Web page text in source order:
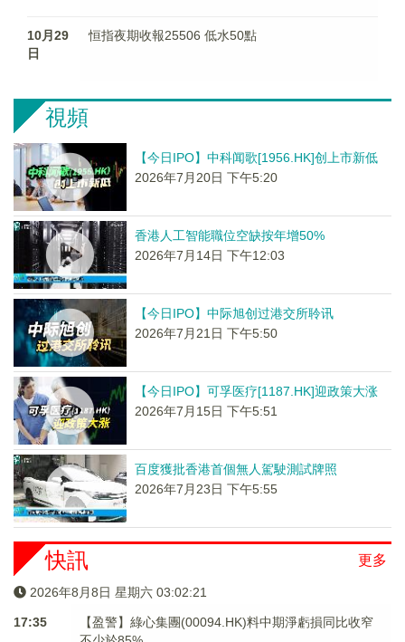
10月29
日
恒指夜期收報25506 低水50點
視頻
【今日IPO】中科闻歌[1956.HK]创上市新低
2026年7月20日 下午5:20
香港人工智能職位空缺按年增50%
2026年7月14日 下午12:03
【今日IPO】中际旭创过港交所聆讯
2026年7月21日 下午5:50
【今日IPO】可孚医疗[1187.HK]迎政策大涨
2026年7月15日 下午5:51
百度獲批香港首個無人駕駛測試牌照
2026年7月23日 下午5:55
更多
快訊
2026年8月8日 星期六 03:02:21
17:35
【盈警】綠心集團(00094.HK)料中期淨虧損同比收窄